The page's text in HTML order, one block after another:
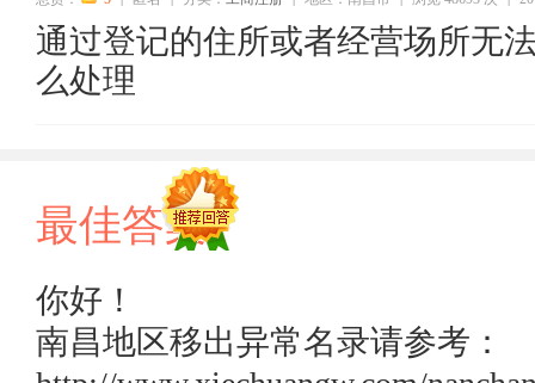
通过登记的住所或者经营场所无
么处理
最佳答案
你好！
南昌地区移出异常名录请参考：